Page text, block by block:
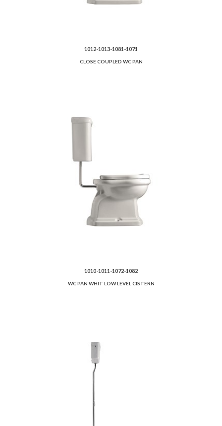
1012-1013-1081-1071
CLOSE COUPLED WC PAN
1010-1011-1072-1082
WC PAN WHIT LOW LEVEL CISTERN